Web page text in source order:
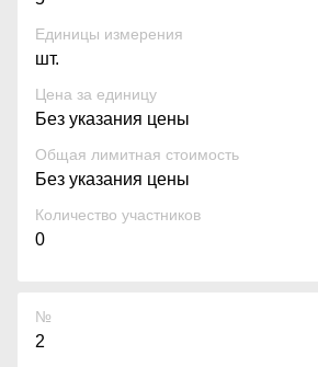
Единицы измерения
шт.
Цена за единицу
Без указания цены
Общая лимитная стоимость
Без указания цены
Количество участников
0
№
2